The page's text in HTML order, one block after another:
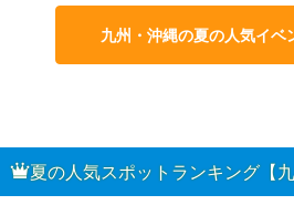
九州・沖縄の夏の人気イベ
夏の人気スポットランキング【